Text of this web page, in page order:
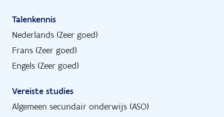
Talenkennis
Nederlands (Zeer goed)
Frans (Zeer goed)
Engels (Zeer goed)
Vereiste studies
Algemeen secundair onderwijs (ASO)